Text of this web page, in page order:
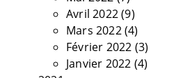
Avril 2022(9)
Mars 2022(4)
Février 2022 (3)
Janvier 2022 (4)